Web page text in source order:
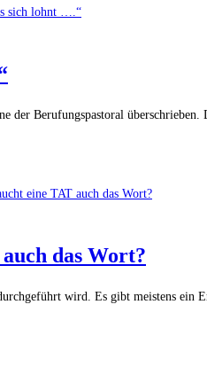
der Berufungspastoral
das Wort?
wird. Es gibt meistens ein